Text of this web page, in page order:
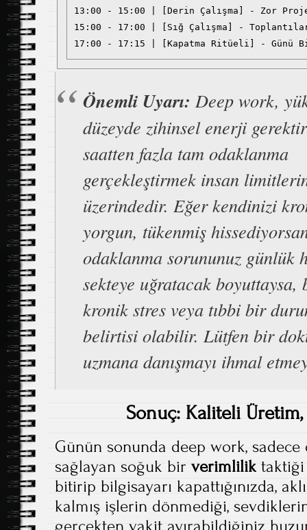
13:00 - 15:00 | [Derin Çalışma] - Zor
15:00 - 17:00 | [Sığ Çalışma] -
Önemli Uyarı: Deep work,
düzeyde zihinsel enerji
saatten fazla tam odaklanma
gerçekleştirmek insan
üzerindedir. Eğer kendinizi
yorgun, tükenmiş
odaklanma sorununuz günlük
sekteye uğratacak boyuttaysa,
kronik stres veya tıbbi bir
belirtisi olabilir. Lütfen bir
uzmana danışmayı ihmal
Sonuç: Kaliteli
Günün sonunda deep work,
sağlayan soğuk bir verimlilik taktiği
bitirip bilgisayarı kapattığınızda,
kalmış işlerin dönmediği,
gerçekten vakit ayırabildiğiniz